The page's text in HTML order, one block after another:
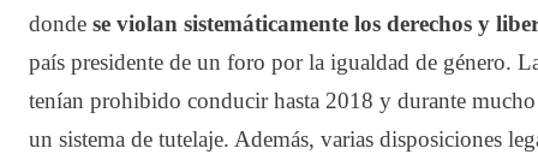
donde se violan sistemáticamente los derechos y
país presidente de un foro por la igualdad de género.
tenían prohibido conducir hasta 2018 y durante
un sistema de tutelaje. Además, varias disposiciones